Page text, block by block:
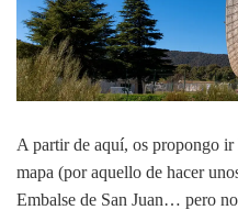
A partir de aquí, os propongo ir
mapa (por aquello de hacer
Embalse de San Juan… pero